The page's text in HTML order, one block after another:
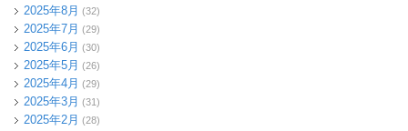
2025年8月 (32)
2025年7月 (29)
2025年6月 (30)
2025年5月 (26)
2025年4月 (29)
2025年3月 (31)
2025年2月 (28)